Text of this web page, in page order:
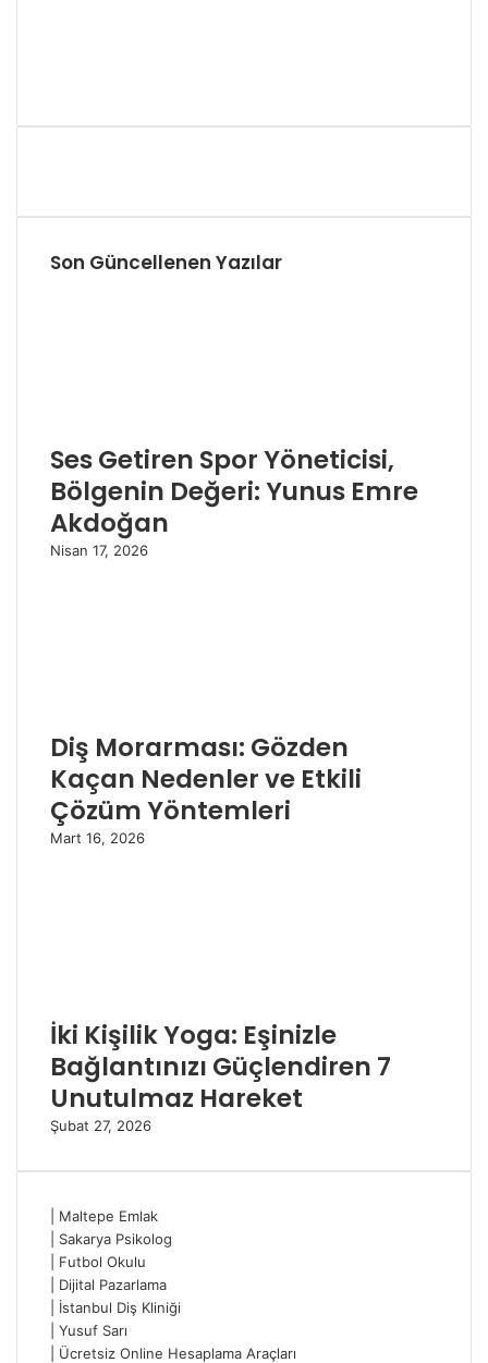
Son Güncellenen Yazılar
Ses Getiren Spor Yöneticisi,
Bölgenin Değeri: Yunus Emre
Akdoğan
Nisan 17, 2026
Diş Morarması: Gözden
Kaçan Nedenler ve Etkili
Çözüm Yöntemleri
Mart 16, 2026
İki Kişilik Yoga: Eşinizle
Bağlantınızı Güçlendiren 7
Unutulmaz Hareket
Şubat 27, 2026
Maltepe Emlak
Sakarya Psikolog
Futbol Okulu
Dijital Pazarlama
İstanbul Diş Kliniği
Yusuf Sarı
Ücretsiz Online Hesaplama Araçları